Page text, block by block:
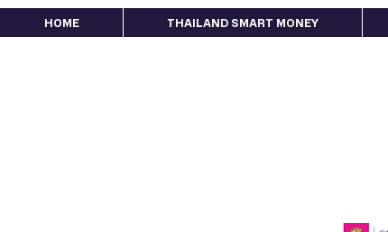
HOME THAILAND SMART MONEY